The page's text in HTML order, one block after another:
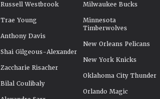
Russell Westbrook
Trae Young
Anthony Davis
Shai Gilgeous-Alexander
Zaccharie Risacher
Bilal Coulibaly
Milwaukee Bucks
Minnesota
Timberwolves
New Orleans Pelicans
New York Knicks
Oklahoma City Thunder
Orlando Magic